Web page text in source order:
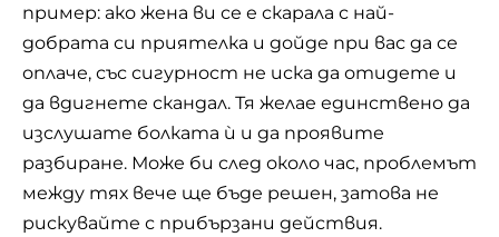
пример: ако жена ви се е скарала с най-
добрата си приятелка и дойде при вас да се
оплаче, със сигурност не иска да отидете и
да вдигнете скандал. Тя желае единствено да
изслушате болката ѝ и да проявите
разбиране. Може би след около час, проблемът
между тях вече ще бъде решен, затова не
рискувайте с прибързани действия.